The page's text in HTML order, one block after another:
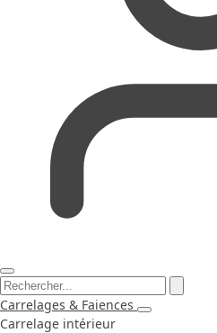
Carrelages & Faiences
Carrelage intérieur